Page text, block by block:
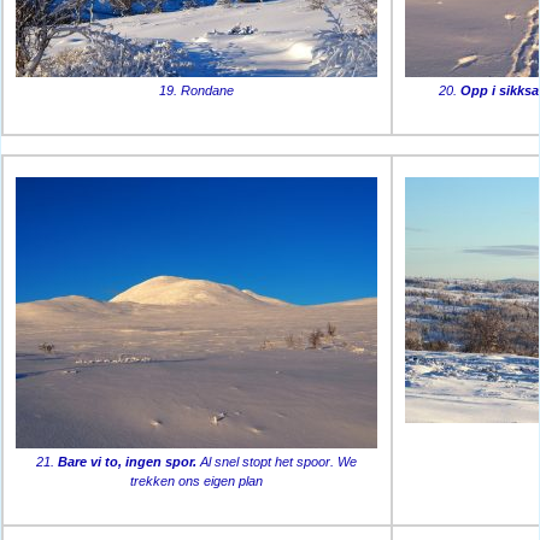
19. Rondane 20. Opp i
21.Bare vi to, ingen spor. Al snel stopt het spoor. We
trekken ons eigen plan